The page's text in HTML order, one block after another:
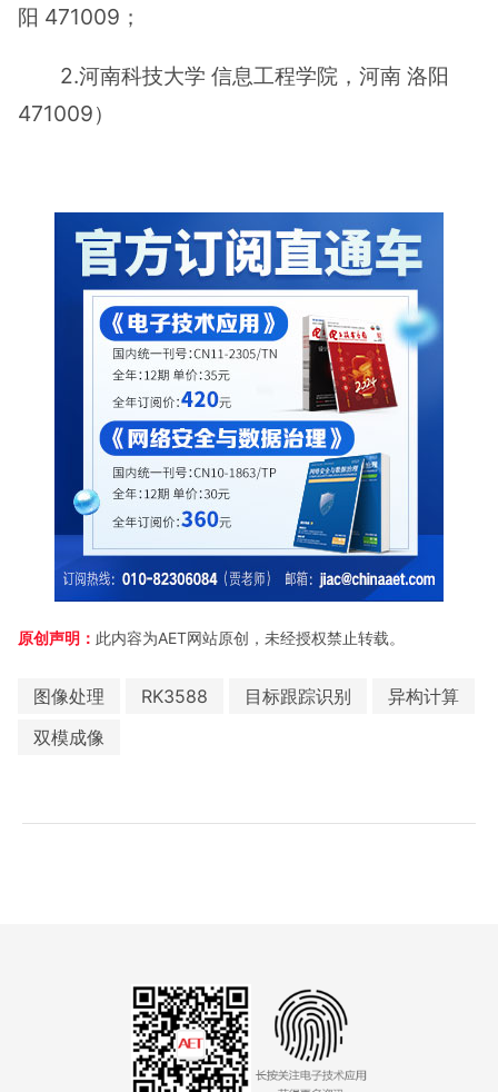
阳 471009；
2.河南科技大学 信息工程学院，河南 洛阳
471009）
原创声明： 此内容为AET网站原创，未经授权禁止转载。
图像处理 RK3588 目标跟踪识别
异构计算
双模成像